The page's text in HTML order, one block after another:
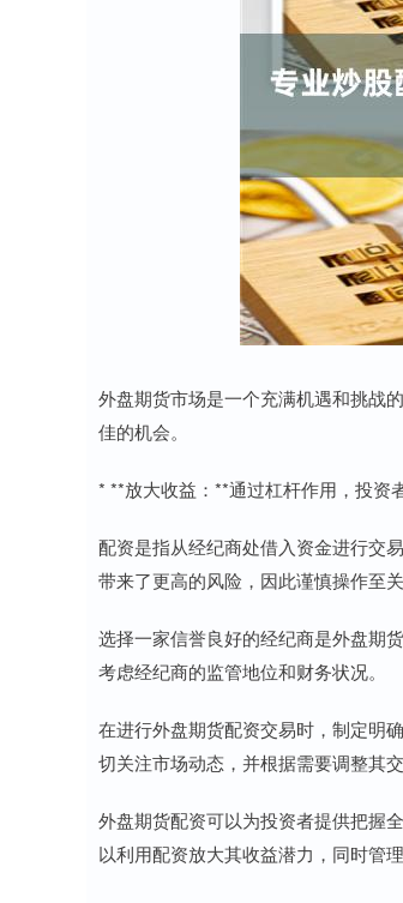
外盘期货市场是一个充满机遇和挑战
佳的机会。
* **放大收益：**通过杠杆作用，投资
配资是指从经纪商处借入资金进行交
带来了更高的风险，因此谨慎操作至关
选择一家信誉良好的经纪商是外盘期
考虑经纪商的监管地位和财务状况。
在进行外盘期货配资交易时，制定明
切关注市场动态，并根据需要调整其交
外盘期货配资可以为投资者提供把握
以利用配资放大其收益潜力，同时管理